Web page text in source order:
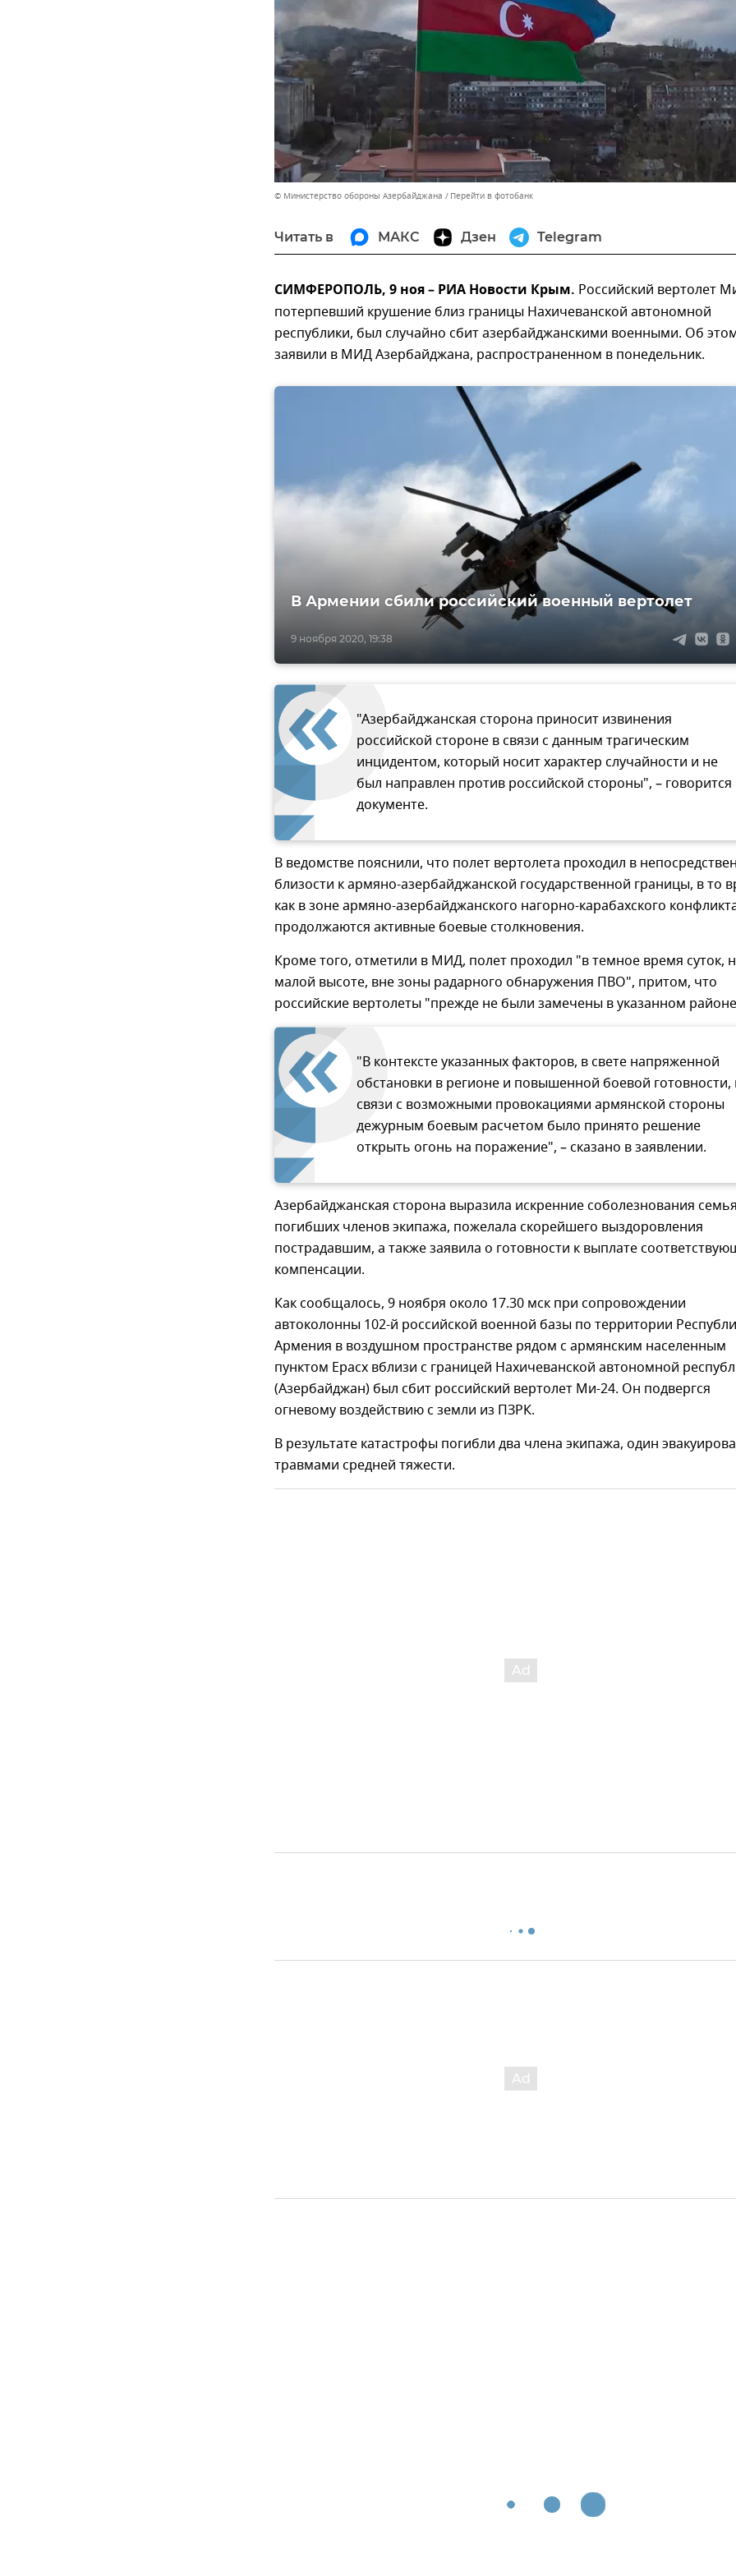
© Министерство обороны Азербайджана Перейти в фотобанк
Читать в МАКС Дзен Telegram
СИМФЕРОПОЛЬ, 9 ноя – РИА Новости Крым. Российский вертолет
потерпевший крушение близ границы Нахичеванской автономной
республики, был случайно сбит азербайджанскими военными. Об
заявили в МИД Азербайджана, распространенном в понедельник.
9 ноября 2020, 19:38
В Армении сбили российский военный вертолет
"Азербайджанская сторона приносит извинения
российской стороне в связи с данным трагическим
инцидентом, который носит характер случайности и не
был направлен против российской стороны", – говорится
документе.
В ведомстве пояснили, что полет вертолета проходил в
близости к армяно-азербайджанской государственной границы, в то
как в зоне армяно-азербайджанского нагорно-карабахского
продолжаются активные боевые столкновения.
Кроме того, отметили в МИД, полет проходил "в темное время суток,
малой высоте, вне зоны радарного обнаружения ПВО", притом, что
российские вертолеты "прежде не были замечены в указанном
"В контексте указанных факторов, в свете напряженной
обстановки в регионе и повышенной боевой готовности,
связи с возможными провокациями армянской стороны
дежурным боевым расчетом было принято решение
открыть огонь на поражение", – сказано в заявлении.
Азербайджанская сторона выразила искренние соболезнования
погибших членов экипажа, пожелала скорейшего выздоровления
пострадавшим, а также заявила о готовности к выплате
компенсации.
Как сообщалось, 9 ноября около 17.30 мск при сопровождении
автоколонны 102-й российской военной базы по территории
Армения в воздушном пространстве рядом с армянским населенным
пунктом Ерасх вблизи с границей Нахичеванской автономной
(Азербайджан) был сбит российский вертолет Ми-24. Он подвергся
огневому воздействию с земли из ПЗРК.
В результате катастрофы погибли два члена экипажа, один
травмами средней тяжести.